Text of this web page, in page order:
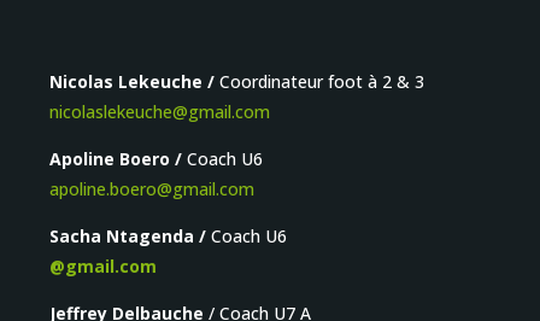
Nicolas Lekeuche / Coordinateur foot à 2 & 3
nicolaslekeuche@gmail.com
Apoline Boero / Coach U6
apoline.boero@gmail.com
Sacha Ntagenda / Coach U6
@gmail.com
Jeffrey Delbauche / Coach U7 A